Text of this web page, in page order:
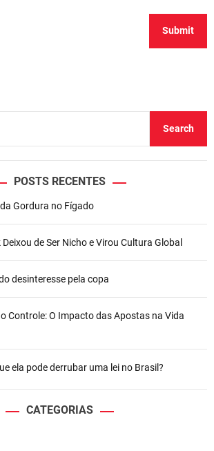
Search
POSTS RECENTES
Gordura no Fígado
de Ser Nicho e Virou Cultura Global
desinteresse pela copa
Controle: O Impacto das Apostas na Vida
ela pode derrubar uma lei no Brasil?
CATEGORIAS